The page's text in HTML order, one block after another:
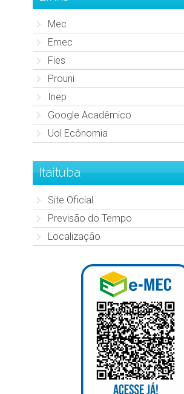
Mec
Emec
Fies
Prouni
Inep
Google Acadêmico
Uol Ecônomia
Itaituba
Site Oficial
Previsão do Tempo
Localização